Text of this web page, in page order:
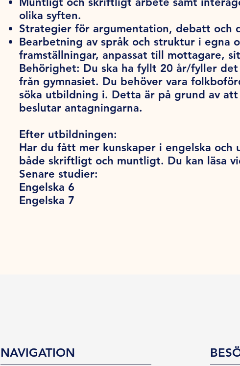
olika syften.
Strategier för argumentation, debatt och
Bearbetning av språk och struktur i egna
framställningar, anpassat till mottagare,
Behörighet: Du ska ha fyllt 20 år/fyller
från gymnasiet. Du behöver vara
söka utbildning i. Detta är på grund av
beslutar antagningarna.
Efter utbildningen:
Har du fått mer kunskaper i engelska och
både skriftligt och muntligt. Du kan läsa
Senare studier:
Engelska 6
Engelska 7
NAVIGATION